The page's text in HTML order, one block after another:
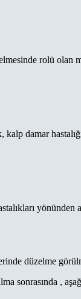
rolü olan
kalp damar
yönünden
düzelme
sonrasında ,